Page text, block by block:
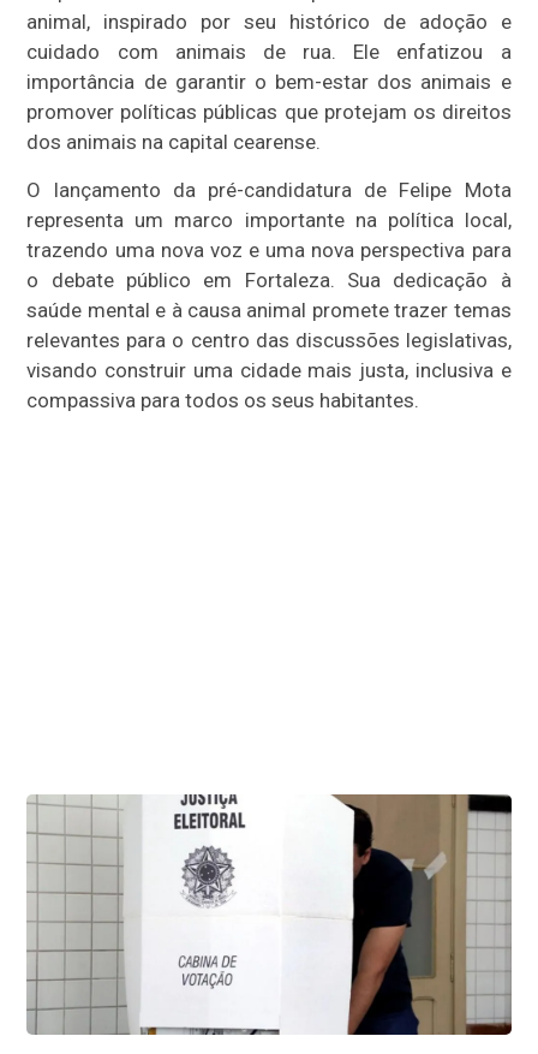
animal, inspirado por seu histórico de adoção e
cuidado com animais de rua. Ele enfatizou a
importância de garantir o bem-estar dos animais e
promover políticas públicas que protejam os direitos
dos animais na capital cearense.
O lançamento da pré-candidatura de Felipe Mota
representa um marco importante na política local,
trazendo uma nova voz e uma nova perspectiva para
o debate público em Fortaleza. Sua dedicação à
saúde mental e à causa animal promete trazer temas
relevantes para o centro das discussões legislativas,
visando construir uma cidade mais justa, inclusiva e
compassiva para todos os seus habitantes.